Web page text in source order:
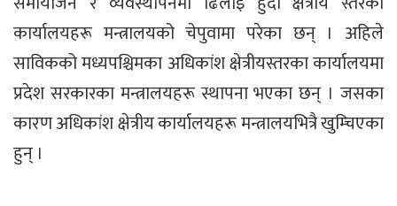
कार्यालयहरू मन्त्रालयको चेपुवामा परेका छन् । अहिले
साविकको मध्यपश्चिमका अधिकांश क्षेत्रीयस्तरका कार्यालयमा
प्रदेश सरकारका मन्त्रालयहरू स्थापना भएका छन् । जसका
कारण अधिकांश क्षेत्रीय कार्यालयहरू मन्त्रालयभित्रै खुम्चिएका
हुन् ।